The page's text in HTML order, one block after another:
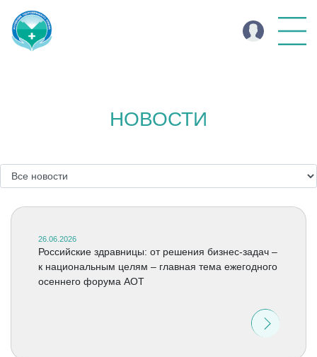
НОВОСТИ
26.06.2026
Российские здравницы: от решения бизнес-задач –
к национальным целям – главная тема ежегодного
осеннего форума АОТ